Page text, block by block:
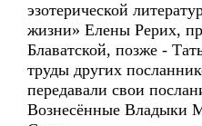
эзотерической
жизни» Елены Рерих,
Блаватской, позже -
труды других
передавали свои
Вознесённые Владыки